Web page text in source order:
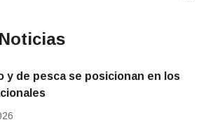
de pesca se posicionan en los